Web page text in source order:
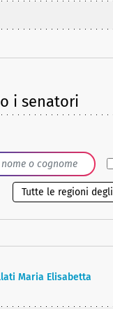
i senatori
Maria Elisabetta